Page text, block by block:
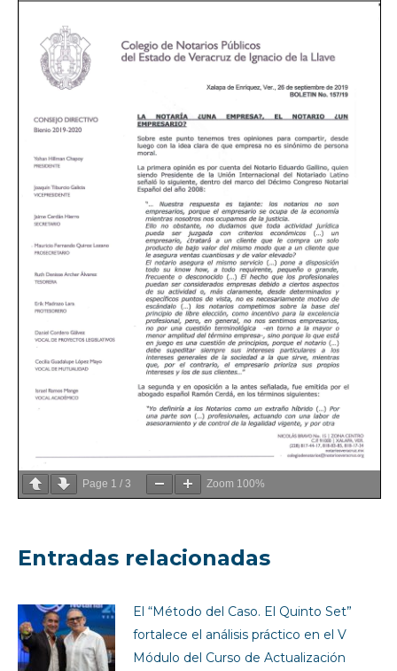
Page 1 / 3 Zoom 100%
Entradas relacionadas
El “Método del Caso. El Quinto Set”
fortalece el análisis práctico en el V
Módulo del Curso de Actualización